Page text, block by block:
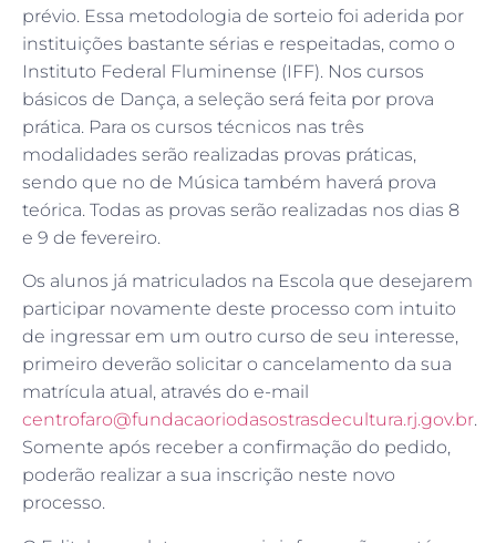
prévio. Essa metodologia de sorteio foi aderida por
instituições bastante sérias e respeitadas, como o
Instituto Federal Fluminense (IFF). Nos cursos
básicos de Dança, a seleção será feita por prova
prática. Para os cursos técnicos nas três
modalidades serão realizadas provas práticas,
sendo que no de Música também haverá prova
teórica. Todas as provas serão realizadas nos dias 8
e 9 de fevereiro.
Os alunos já matriculados na Escola que desejarem
participar novamente deste processo com intuito
de ingressar em um outro curso de seu interesse,
primeiro deverão solicitar o cancelamento da sua
matrícula atual, através do e-mail
centrofaro@fundacaoriodasostrasdecultura.rj.gov.br.
Somente após receber a confirmação do pedido,
poderão realizar a sua inscrição neste novo
processo.